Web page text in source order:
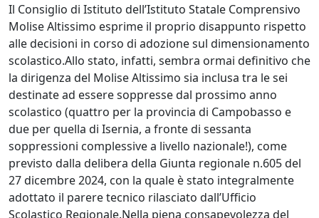
Il Consiglio di Istituto dell’Istituto Statale Comprensivo
Molise Altissimo esprime il proprio disappunto rispetto
alle decisioni in corso di adozione sul dimensionamento
scolastico.Allo stato, infatti, sembra ormai definitivo che
la dirigenza del Molise Altissimo sia inclusa tra le sei
destinate ad essere soppresse dal prossimo anno
scolastico (quattro per la provincia di Campobasso e
due per quella di Isernia, a fronte di sessanta
soppressioni complessive a livello nazionale!), come
previsto dalla delibera della Giunta regionale n.605 del
27 dicembre 2024, con la quale è stato integralmente
adottato il parere tecnico rilasciato dall’Ufficio
Scolastico Regionale.Nella piena consapevolezza del